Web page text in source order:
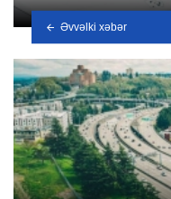
Əvvəlki xəbər